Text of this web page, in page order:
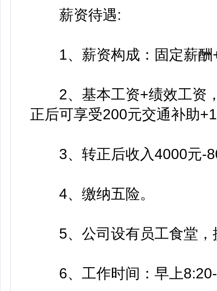
薪资待遇:
1、薪资构成：固定薪酬+
2、基本工资+绩效工资，
正后可享受200元交通补助
3、转正后收入4000元-
4、缴纳五险。
5、公司设有员工食堂，
6、工作时间：早上8:20-